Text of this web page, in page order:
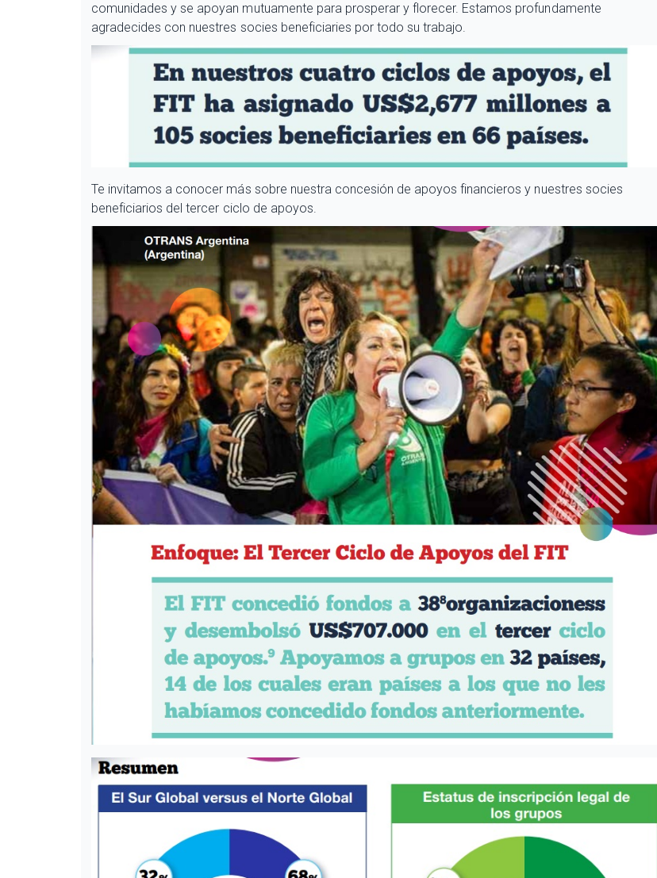
comunidades y se apoyan mutuamente para prosperar y florecer. Estamos profundamente
agradecides con nuestres socies beneficiaries por todo su trabajo.
Te invitamos a conocer más sobre nuestra concesión de apoyos financieros y nuestres socies
beneficiarios del tercer ciclo de apoyos.